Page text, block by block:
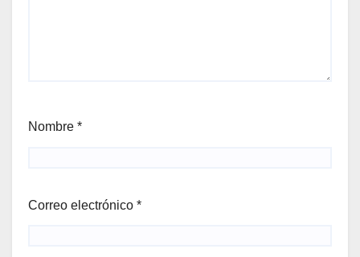
Nombre *
Correo electrónico *